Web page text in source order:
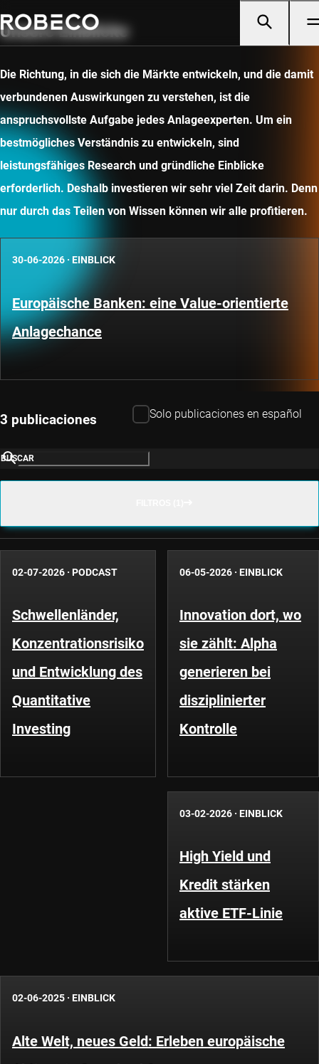
Unsere Einblicke
Die Richtung, in die sich die Märkte entwickeln, und die damit
verbundenen Auswirkungen zu verstehen, ist die
anspruchsvollste Aufgabe jedes Anlageexperten. Um ein
bestmögliches Verständnis zu entwickeln, sind
leistungsfähiges Research und gründliche Einblicke
erforderlich. Deshalb investieren wir sehr viel Zeit darin. Denn
nur durch das Teilen von Wissen können wir alle profitieren.
30-06-2026 · EINBLICK
Europäische Banken: eine Value-orientierte
Anlagechance
3 publicaciones Solo publicaciones en español
BUSCAR
02-07-2026 · PODCAST
Schwellenländer,
Konzentrationsrisiko
und Entwicklung des
Quantitative
Investing
06-05-2026 · EINBLICK
Innovation dort, wo
sie zählt: Alpha
generieren bei
disziplinierter
Kontrolle
03-02-2026 · EINBLICK
High Yield und
Kredit stärken
aktive ETF-Linie
02-06-2025 · EINBLICK
Alte Welt, neues Geld: Erleben europäische